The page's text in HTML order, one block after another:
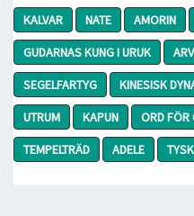
KALVAR NATE AMORIN
GUDARNAS KUNG I URUK
SEGELFARTYG
KINESISK
UTRUM
KAPUN ORD FÖR
TEMPELTRÄD
ADELE